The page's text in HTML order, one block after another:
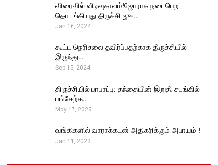
விரைவில் விடிவுகாலம்!ஜோராக நடைபெற
தொடங்கியது திருச்சி ஜு-…
Jan 16, 2024
கூட்ட நெரிசலை தவிர்ப்பதற்காக திருச்சியில்
இருந்து…
Sep 15, 2024
திருச்சியில் பரபரப்பு: தந்தையின் இறுதி சடங்கில்
பங்கேற்க…
May 17, 2025
வங்கிகளில் வாராக்கடன் அதிகரிக்கும் அபாயம் !
Jan 11, 2023